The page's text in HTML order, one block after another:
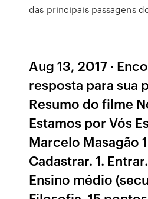
das principais passagens
Aug 13, 2017 ·
resposta para sua
Resumo do filme
Estamos por Vós
Marcelo Masagão
Cadastrar. 1.
Ensino médio